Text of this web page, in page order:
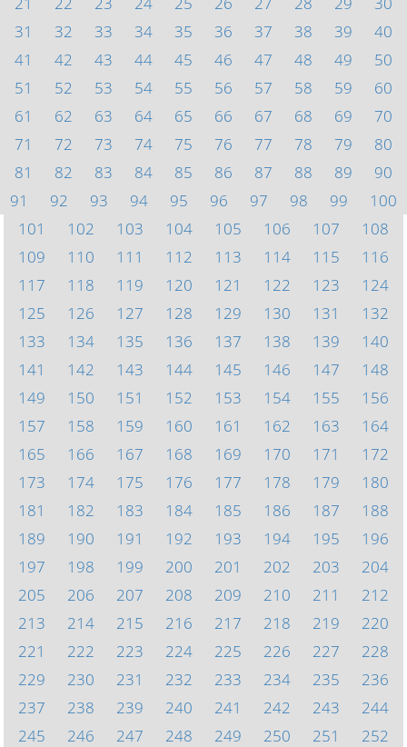
31
32 33 34 35 36 37 38 39
40
41
42 43 44 45 46 47 48 49
50
51
52 53 54 55 56 57 58 59
60
61
62 63 64 65 66 67 68 69
70
71
72 73 74 75 76 77 78 79
80
81
82 83 84 85 86 87 88 89
90
91
92 93 94 95 96 97 98 99
100
101
102 103 104 105 106 107
108
109
110 111 112 113 114 115
116
117
118 119 120 121 122 123
124
125
126 127 128 129 130 131
132
133
134 135 136 137 138 139
140
141
142 143 144 145 146 147
148
149
150 151 152 153 154 155
156
157
158 159 160 161 162 163
164
165
166 167 168 169 170 171
172
173
174 175 176 177 178 179
180
181
182 183 184 185 186 187
188
189
190 191 192 193 194 195
196
197
198 199 200 201 202 203
204
205
206 207 208 209 210 211
212
213
214 215 216 217 218 219
220
221
222 223 224 225 226 227
228
229
230 231 232 233 234 235
236
237
238 239 240 241 242 243
244
245
246 247 248 249 250 251
252